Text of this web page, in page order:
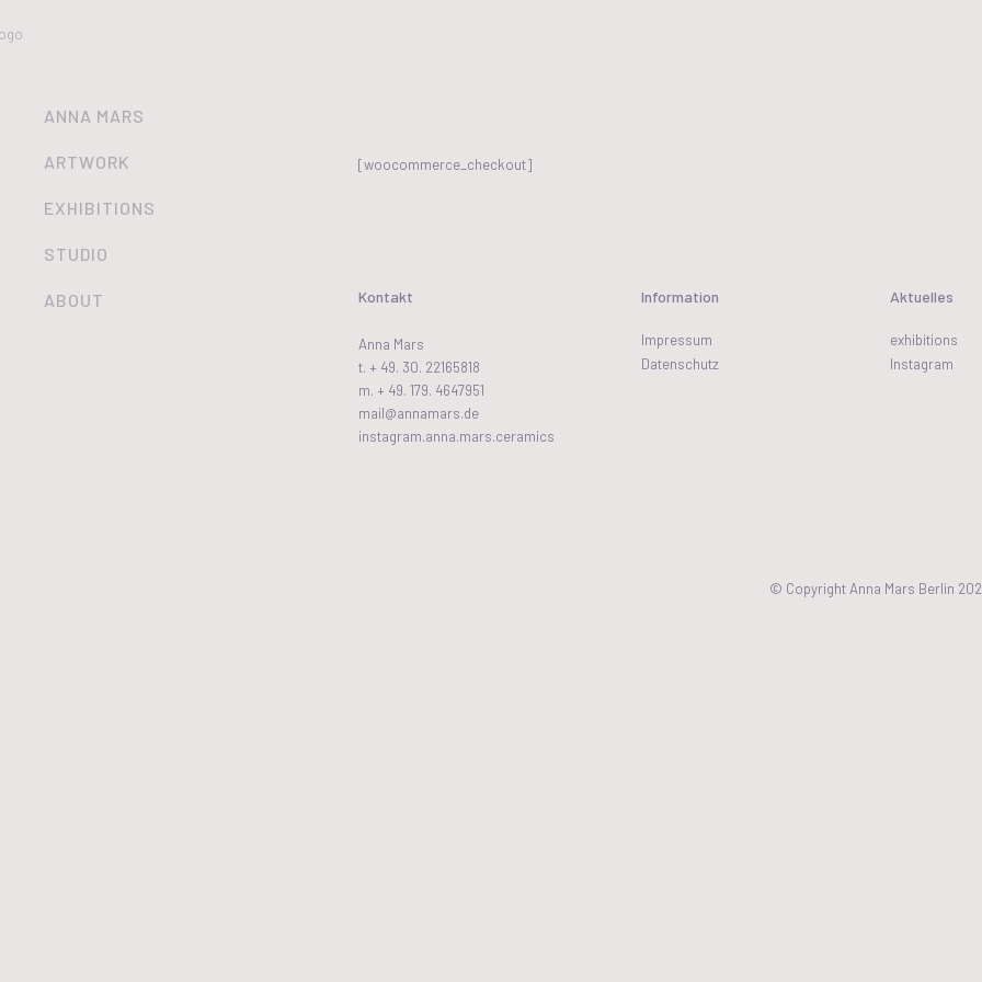
ANNA MARS
ARTWORK
EXHIBITIONS
STUDIO
ABOUT
[woocommerce_checkout]
Kontakt
Anna Mars
t. + 49. 30. 22165818
m. + 49. 179. 4647951
mail@annamars.de
instagram.anna.mars.ceramics
Information
Impressum
Datenschutz
Aktuelles
exhibitions
Instagram
© Copyright Anna Mars Berlin